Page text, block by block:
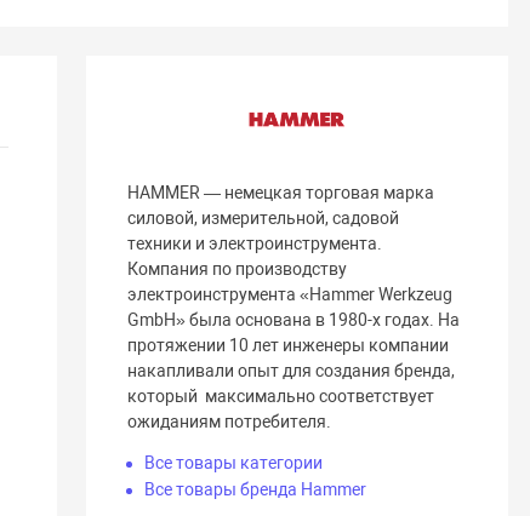
HAMMER — немецкая торговая марка
силовой, измерительной, садовой
техники и электроинструмента.
Компания по производству
электроинструмента «Hammer Werkzeug
GmbH» была основана в 1980-х годах. На
протяжении 10 лет инженеры компании
накапливали опыт для создания бренда,
который максимально соответствует
ожиданиям потребителя.
Все товары категории
Все товары бренда Hammer